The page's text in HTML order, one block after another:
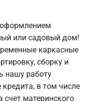
или садовый дом!
каркасные
сборку и
нашу работу
в том числе
счет материнского